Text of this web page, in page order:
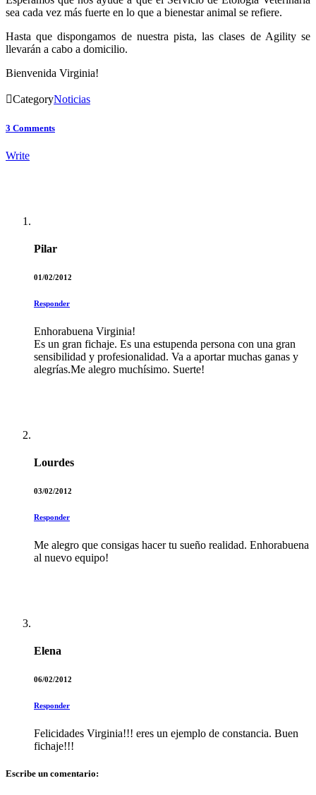
sea cada vez más fuerte en lo que a bienestar animal se refiere.
Hasta que dispongamos de nuestra pista, las clases de Agility se
llevarán a cabo a domicilio.
Bienvenida Virginia!
CategoryNoticias
3 Comments
Write
Pilar
01/02/2012
Responder
Enhorabuena Virginia!
Es un gran fichaje. Es una estupenda persona con una gran
sensibilidad y profesionalidad. Va a aportar muchas ganas y
alegrías.Me alegro muchísimo. Suerte!
Lourdes
03/02/2012
Responder
Me alegro que consigas hacer tu sueño realidad. Enhorabuena
al nuevo equipo!
Elena
06/02/2012
Responder
Felicidades Virginia!!! eres un ejemplo de constancia. Buen
fichaje!!!
Escribe un comentario: